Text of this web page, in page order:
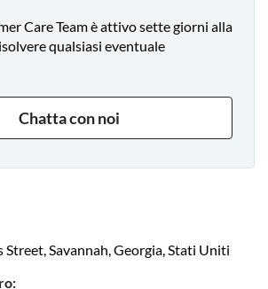
Care Team è attivo sette giorni alla
qualsiasi eventuale
Chatta con noi
Street, Savannah, Georgia, Stati Uniti